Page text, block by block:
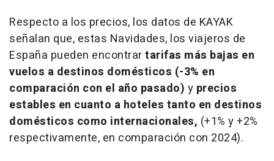
Respecto a los precios, los datos de KAYAK
señalan que, estas Navidades, los viajeros de
España pueden encontrartarifas más bajas en
vuelos a destinos domésticos (-3% en
comparación con el año pasado) y precios
estables en cuanto a hoteles tanto en destinos
domésticos como internacionales, (+1% y +2%
respectivamente, en comparación con 2024).